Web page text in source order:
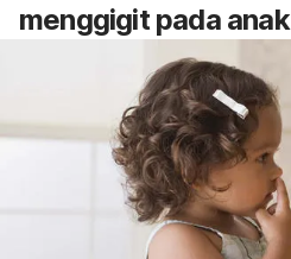
menggigit pada anak